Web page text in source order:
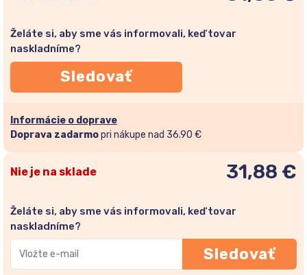
Želáte si, aby sme vás informovali, keď tovar
naskladníme?
Sledovať
Informácie o doprave
Doprava zadarmopri nákupe nad 36.90 €
Nie je na sklade 31,88 €
Želáte si, aby sme vás informovali, keď tovar
naskladníme?
Sledovať